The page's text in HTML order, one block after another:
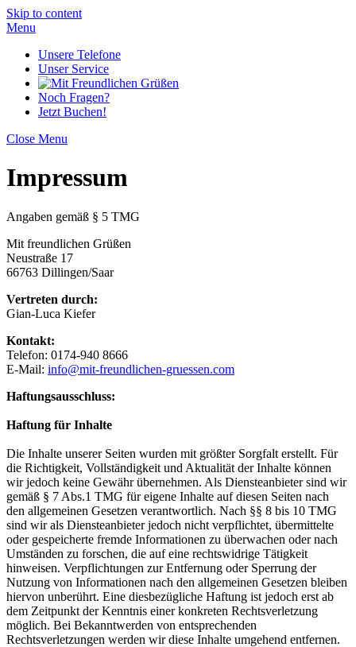
Skip to content
Menu
Unsere Telefone
Unser Service
Noch Fragen?
Jetzt Buchen!
Close Menu
Impressum
Angaben gemäß § 5 TMG
Mit freundlichen Grüßen
Neustraße 17
66763 Dillingen/Saar
Vertreten durch:
Gian-Luca Kiefer
Kontakt:
Telefon: 0174-940 8666
E-Mail: info@mit-freundlichen-gruessen.com
Haftungsausschluss:
Haftung für Inhalte
Die Inhalte unserer Seiten wurden mit größter Sorgfalt erstellt. Für
die Richtigkeit, Vollständigkeit und Aktualität der Inhalte können
wir jedoch keine Gewähr übernehmen. Als Diensteanbieter sind wir
gemäß § 7 Abs.1 TMG für eigene Inhalte auf diesen Seiten nach
den allgemeinen Gesetzen verantwortlich. Nach §§ 8 bis 10 TMG
sind wir als Diensteanbieter jedoch nicht verpflichtet, übermittelte
oder gespeicherte fremde Informationen zu überwachen oder nach
Umständen zu forschen, die auf eine rechtswidrige Tätigkeit
hinweisen. Verpflichtungen zur Entfernung oder Sperrung der
Nutzung von Informationen nach den allgemeinen Gesetzen bleiben
hiervon unberührt. Eine diesbezügliche Haftung ist jedoch erst ab
dem Zeitpunkt der Kenntnis einer konkreten Rechtsverletzung
möglich. Bei Bekanntwerden von entsprechenden
Rechtsverletzungen werden wir diese Inhalte umgehend entfernen.